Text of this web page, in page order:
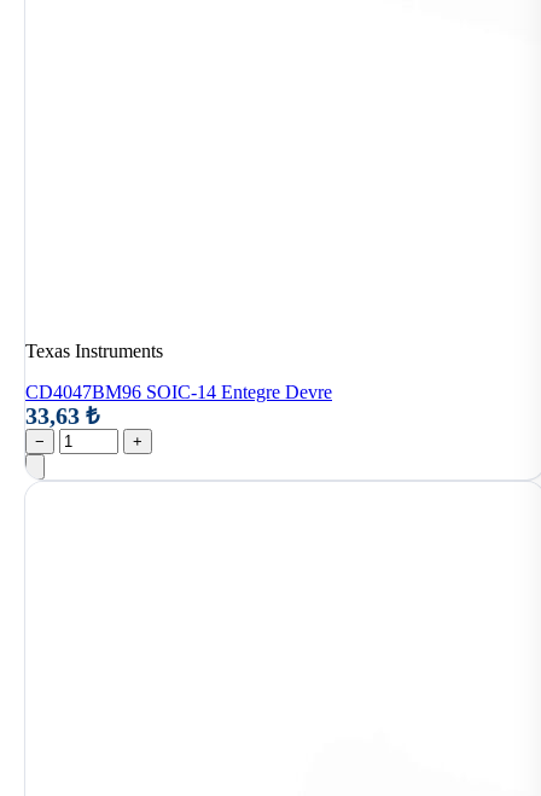
Texas Instruments
CD4047BM96 SOIC-14 Entegre Devre
33,63 ₺
− +